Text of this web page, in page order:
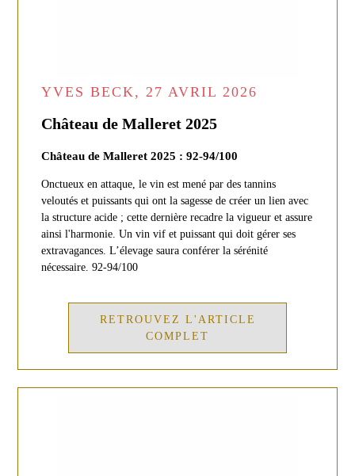
YVES BECK, 27 AVRIL 2026
Château de Malleret 2025
Château de Malleret 2025 : 92-94/100
Onctueux en attaque, le vin est mené par des tannins
veloutés et puissants qui ont la sagesse de créer un lien avec
la structure acide ; cette dernière recadre la vigueur et assure
ainsi l'harmonie. Un vin vif et puissant qui doit gérer ses
extravagances. L’élevage saura conférer la sérénité
nécessaire. 92-94/100
RETROUVEZ L'ARTICLE
COMPLET